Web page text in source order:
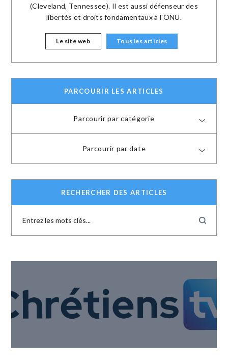
(Cleveland, Tennessee). Il est aussi défenseur des
libertés et droits fondamentaux à l'ONU.
Le site web Tous les articles
PARCOURIR LES ARTICLES
Parcourir par catégorie
Parcourir par date
RECHERCHER DES ARTICLES